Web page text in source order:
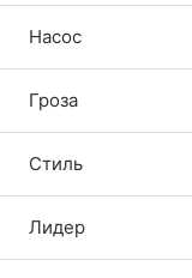
Насос
Гроза
Стиль
Лидер